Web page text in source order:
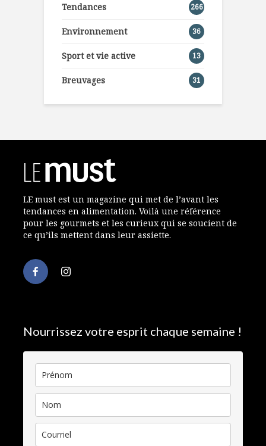
Tendances 266
Environnement 36
Sport et vie active 13
Breuvages 31
LE must est un magazine qui met de l’avant les
tendances en alimentation. Voilà une référence
pour les gourmets et les curieux qui se soucient de
ce qu’ils mettent dans leur assiette.
Nourrissez votre esprit chaque semaine !